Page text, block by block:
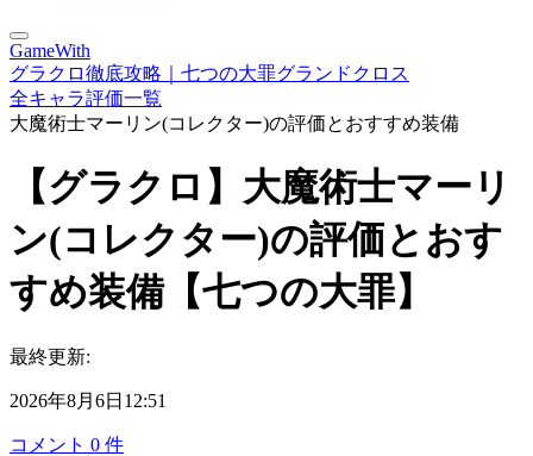
GameWith
グラクロ徹底攻略｜七つの大罪グランドクロス
全キャラ評価一覧
大魔術士マーリン(コレクター)の評価とおすすめ装備
【グラクロ】大魔術士マーリ
ン(コレクター)の評価とおす
すめ装備【七つの大罪】
最終更新:
2026年8月6日12:51
コメント 0 件